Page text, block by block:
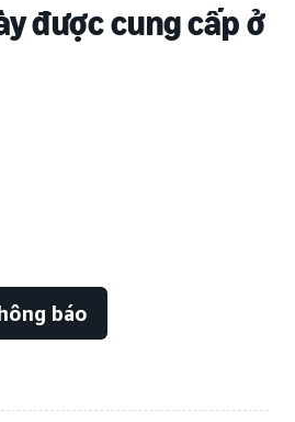
được cung cấp ở
báo